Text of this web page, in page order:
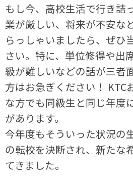
もし今、高校生活で行き詰
業が厳しい、将来が不安な
らっしゃいましたら、ぜひ
さい。特に、単位修得や出
級が難しいなどの話が三者
方はお急ぎください！ KTC
な方でも同級生と同じ年度
があります。
今年度もそういった状況の
の転校を決断され、新たな
てきました。